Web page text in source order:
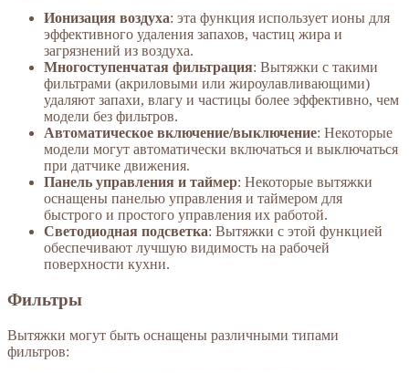
Ионизация воздуха: эта функция использует ионы для
эффективного удаления запахов, частиц жира и
загрязнений из воздуха.
Многоступенчатая фильтрация: Вытяжки с такими
фильтрами (акриловыми или жироулавливающими)
удаляют запахи, влагу и частицы более эффективно, чем
модели без фильтров.
Автоматическое включение/выключение: Некоторые
модели могут автоматически включаться и выключаться
при датчике движения.
Панель управления и таймер: Некоторые вытяжки
оснащены панелью управления и таймером для
быстрого и простого управления их работой.
Светодиодная подсветка: Вытяжки с этой функцией
обеспечивают лучшую видимость на рабочей
поверхности кухни.
Фильтры
Вытяжки могут быть оснащены различными типами
фильтров: